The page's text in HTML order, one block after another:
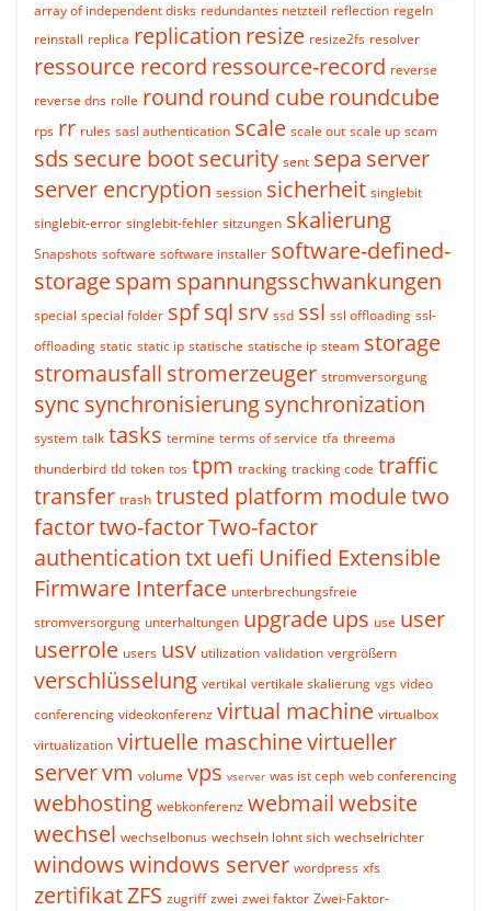
array of independent disks redundantes netzteil reflection regeln
reinstall replica replication resize resize2fs resolver
ressource record ressource-record reverse
reverse dns rolle round round cuberoundcube
rps rr rules sasl authentication scale scale out scale up scam
sds secure bootsecurity sent sepa server
server encryption session sicherheit singlebit
singlebit-error singlebit-fehler sitzungen skalierung
Snapshots software software installer software-defined-
storagespam spannungsschwankungen
special special folder spfsql srv ssd ssl ssl offloading ssl-
offloading static static ip statische statische ip steam storage
stromausfall stromerzeuger stromversorgung
sync synchronisierungsynchronization
system talk tasks termine terms of service tfa threema
thunderbird tld token tos tpm tracking tracking code traffic
transfer trash trusted platform moduletwo
factortwo-factorTwo-factor
authenticationtxtuefi Unified Extensible
Firmware Interface unterbrechungsfreie
stromversorgung unterhaltungen upgradeups use user
userrole users usv utilization validation vergrößern
verschlüsselung vertikal vertikale skalierung vgs video
conferencing videokonferenz virtual machine virtualbox
virtualization virtuelle maschinevirtueller
servervm volume vps vserver was ist ceph web conferencing
webhosting webkonferenz webmailwebsite
wechsel wechselbonus wechseln lohnt sich wechselrichter
windowswindows server wordpress xfs
zertifikatZFS zugriff zwei zwei faktor Zwei-Faktor-